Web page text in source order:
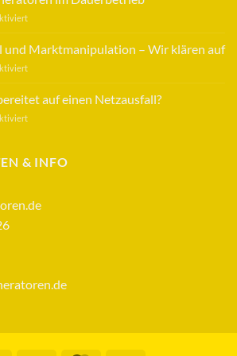
für
Generatoren
im
Dauerbetrieb
und Marktmanipulation – Wir klären auf
für
und
Marktmanipulation
–
auf
auf einen Netzausfall?
für
vorbereitet
& INFO